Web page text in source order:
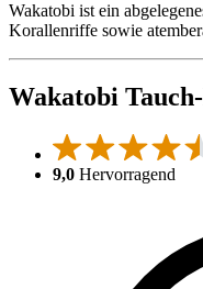
Wakatobi ist ein
Korallenriffe sowie
Wakatobi
9,0 Hervorragend